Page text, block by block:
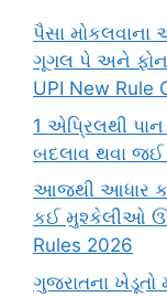
પૈસા મોકલવાના
ગૂગલ પે અને ફોન
UPI New Rule
1 એપ્રિલથી પાન
બદલાવ થવા જઈ
આજથી આધાર
કઈ મુશ્કેલીઓ
Rules 2026
ગુજરાતના